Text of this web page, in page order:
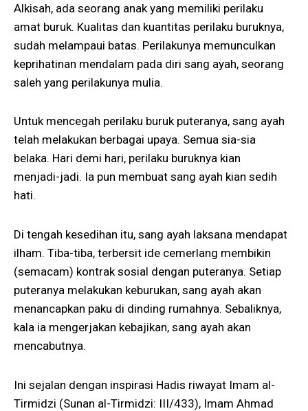
Alkisah, ada seorang anak yang memiliki perilaku
amat buruk. Kualitas dan kuantitas perilaku buruknya,
sudah melampaui batas. Perilakunya memunculkan
keprihatinan mendalam pada diri sang ayah, seorang
saleh yang perilakunya mulia.
Untuk mencegah perilaku buruk puteranya, sang ayah
telah melakukan berbagai upaya. Semua sia-sia
belaka. Hari demi hari, perilaku buruknya kian
menjadi-jadi. Ia pun membuat sang ayah kian sedih
hati.
Di tengah kesedihan itu, sang ayah laksana mendapat
ilham. Tiba-tiba, terbersit ide cemerlang membikin
(semacam) kontrak sosial dengan puteranya. Setiap
puteranya melakukan keburukan, sang ayah akan
menancapkan paku di dinding rumahnya. Sebaliknya,
kala ia mengerjakan kebajikan, sang ayah akan
mencabutnya.
Ini sejalan dengan inspirasi Hadis riwayat Imam al-
Tirmidzi (Sunan al-Tirmidzi: III/433), Imam Ahmad